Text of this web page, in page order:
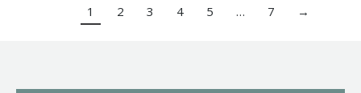
1 2 3 4 5 … 7 →